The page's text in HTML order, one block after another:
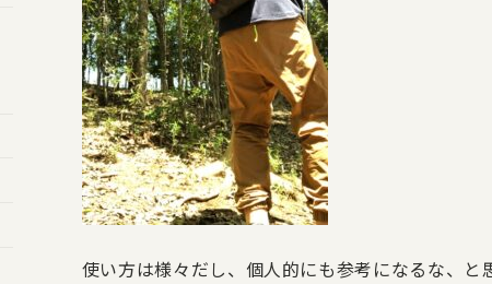
使い方は様々だし、個人的にも参考になるな、